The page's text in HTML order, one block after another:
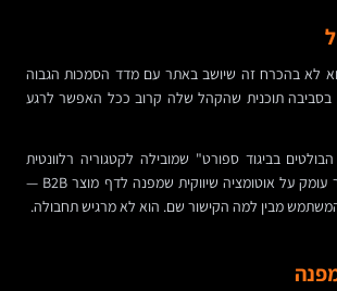
לא בהכרח זה שיושב באתר עם מדד הסמכות הגבוה
בסביבה תוכנית שהקהל שלה קרוב ככל האפשר לרגע
בביגוד ספורט" שמובילה לקטגוריה רלוונטית
באתר מסחר, או מאמר עומק על אוטומציה שיווקית שמפנה לדף מוצר B2B —
מבין למה הקישור שם. הוא לא מרגיש תחבולה.